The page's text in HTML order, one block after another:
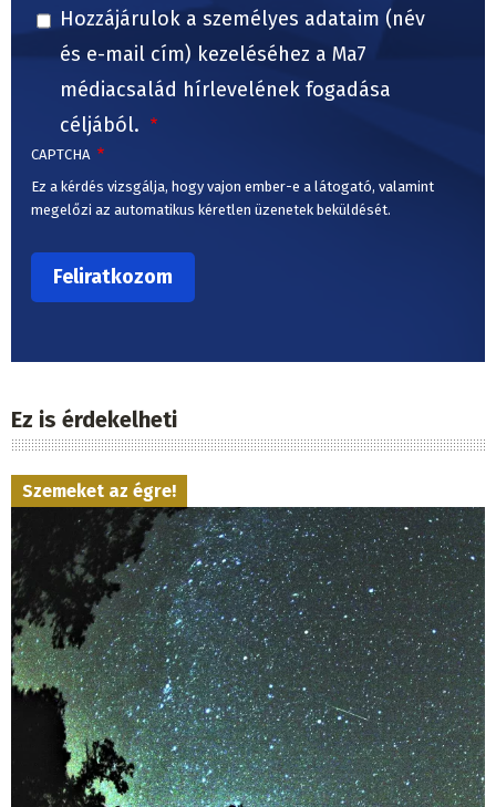
Hozzájárulok a személyes adataim (név
és e-mail cím) kezeléséhez a Ma7
médiacsalád hírlevelének fogadása
céljából.
CAPTCHA
Ez a kérdés vizsgálja, hogy vajon ember-e a látogató, valamint
megelőzi az automatikus kéretlen üzenetek beküldését.
Ez is érdekelheti
Szemeket az égre!